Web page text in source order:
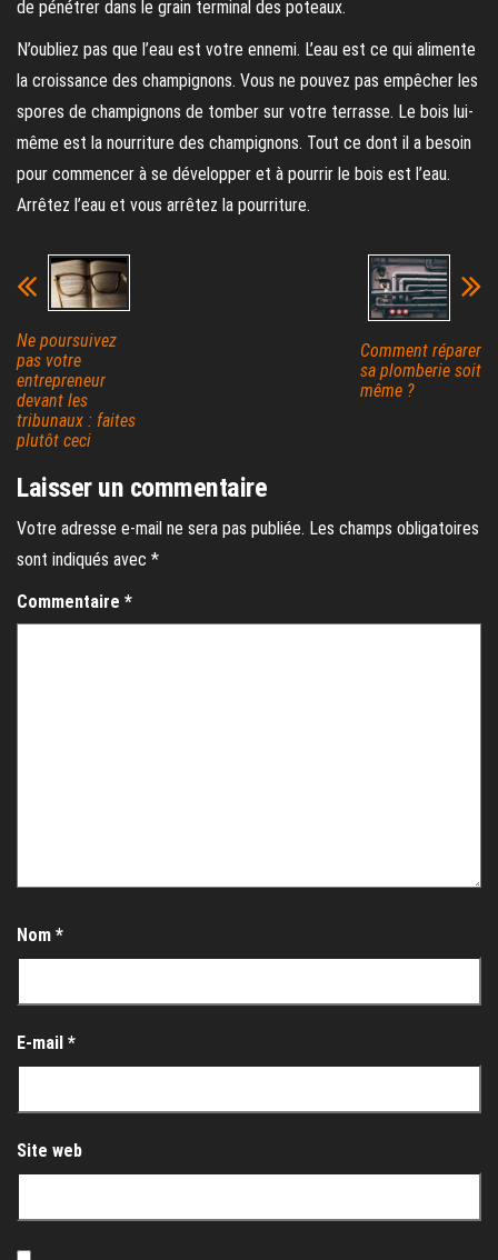
de pénétrer dans le grain terminal des poteaux.
N’oubliez pas que l’eau est votre ennemi. L’eau est ce qui alimente
la croissance des champignons. Vous ne pouvez pas empêcher les
spores de champignons de tomber sur votre terrasse. Le bois lui-
même est la nourriture des champignons. Tout ce dont il a besoin
pour commencer à se développer et à pourrir le bois est l’eau.
Arrêtez l’eau et vous arrêtez la pourriture.
Ne poursuivez
pas votre
entrepreneur
devant les
tribunaux : faites
plutôt ceci
Comment réparer
sa plomberie soit
même ?
Laisser un commentaire
Votre adresse e-mail ne sera pas publiée. Les champs obligatoires
sont indiqués avec *
Commentaire *
Nom *
E-mail *
Site web